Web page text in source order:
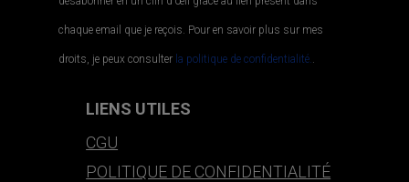
chaque email que je reçois. Pour en savoir plus sur mes
droits, je peux consulter la politique de confidentialité..
LIENS UTILES
CGU
POLITIQUE DE CONFIDENTIALITÉ